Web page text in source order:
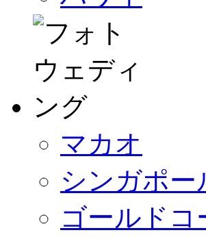
マカオ
シンガポー
ゴールドコ